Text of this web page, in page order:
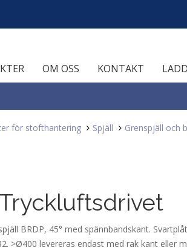
OM OSS KONTAKT
för stofthantering Spjäll Grenspjäll och
BRDP, 45° med spännbandskant.
>Ø400 levereras endast med rak kant eller